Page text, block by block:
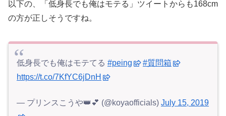
以下の、「低身長でも俺はモテる」ツイートからも168cm
の方が正しそうですね。
低身長でも俺はモテてる #peing
#質問箱
https://t.co/7KfYC6jDnH
— プリンスこうや👑💕 (@koyaofficials) July 15, 2019